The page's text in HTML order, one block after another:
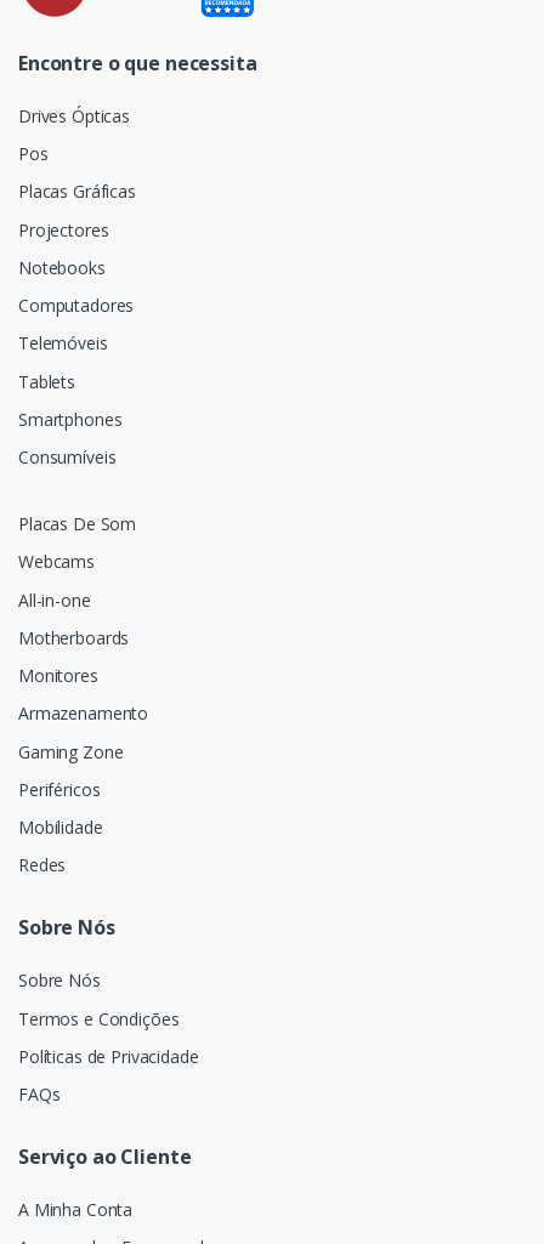
Encontre o que necessita
Drives Ópticas
Pos
Placas Gráficas
Projectores
Notebooks
Computadores
Telemóveis
Tablets
Smartphones
Consumíveis
Placas De Som
Webcams
All-in-one
Motherboards
Monitores
Armazenamento
Gaming Zone
Periféricos
Mobilidade
Redes
Sobre Nós
Sobre Nós
Termos e Condições
Políticas de Privacidade
FAQs
Serviço ao Cliente
A Minha Conta